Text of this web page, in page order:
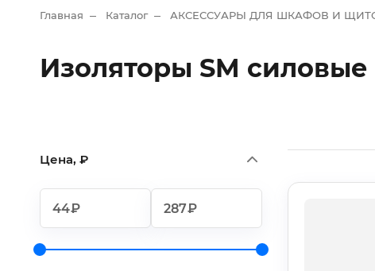
Главная Каталог АКСЕССУАРЫ ДЛЯ ШКАФОВ И
Изоляторы SM силовые
Цена, ₽
₽ ₽